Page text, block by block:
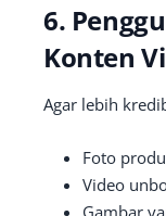
6.
Konten
Agar lebih
Foto
Video
Gambar